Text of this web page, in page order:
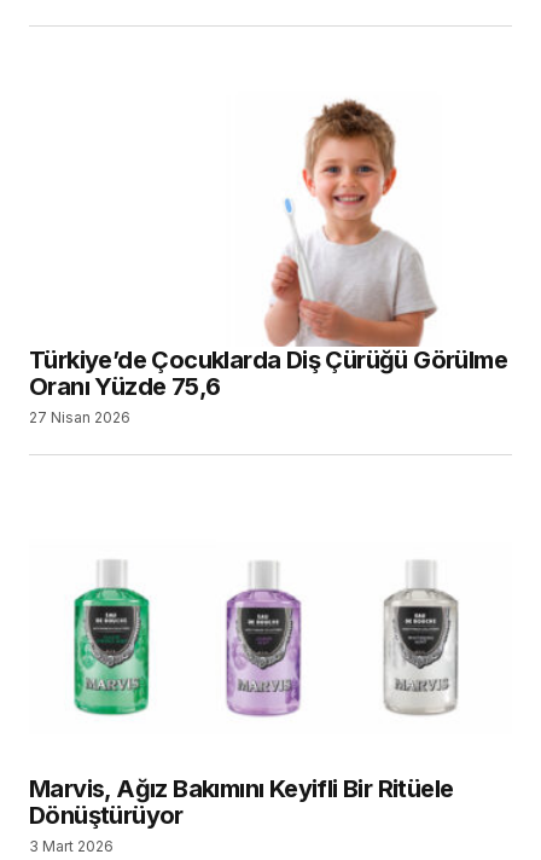
Türkiye’de Çocuklarda Diş Çürüğü Görülme
Oranı Yüzde 75,6
27 Nisan 2026
Marvis, Ağız Bakımını Keyifli Bir Ritüele
Dönüştürüyor
3 Mart 2026